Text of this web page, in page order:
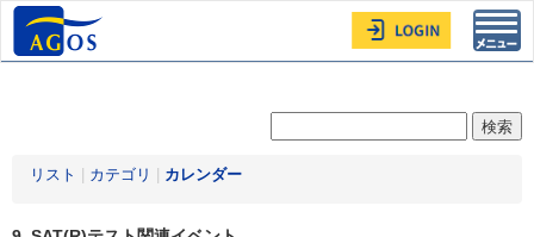
リスト カテゴリ カレンダー